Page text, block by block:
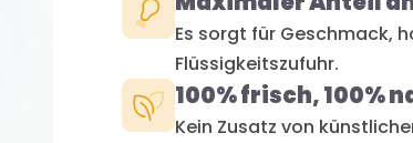
Es sorgt für Geschmack,
Flüssigkeitszufuhr.
100% frisch, 100%
Kein Zusatz von